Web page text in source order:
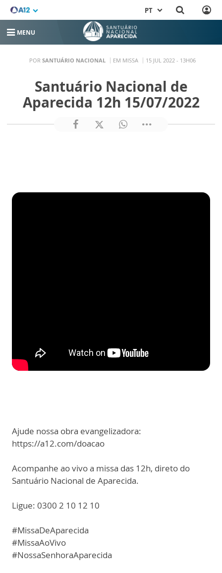
PT
MENU
POR SANTUÁRIO NACIONAL EM MISSA 15 JUL 2022 - 13H06
Santuário Nacional de
Aparecida 12h 15/07/2022
Ajude nossa obra evangelizadora:
https://a12.com/doacao
Acompanhe ao vivo a missa das 12h, direto do
Santuário Nacional de Aparecida.
Ligue: 0300 2 10 12 10
#MissaDeAparecida
#MissaAoVivo
#NossaSenhoraAparecida